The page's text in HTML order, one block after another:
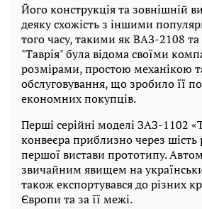
Його конструкція та зовнішній
деяку схожість з іншими
того часу, такими як ВАЗ-2108
"Таврія" була відома своїми
розмірами, простою механікою
обслуговування, що зробило її
економних покупців.
Перші серійні моделі ЗАЗ-1102
конвеєра приблизно через шість
першої вистави прототипу.
звичайним явищем на
також експортувався до різних
Європи та за її межі.